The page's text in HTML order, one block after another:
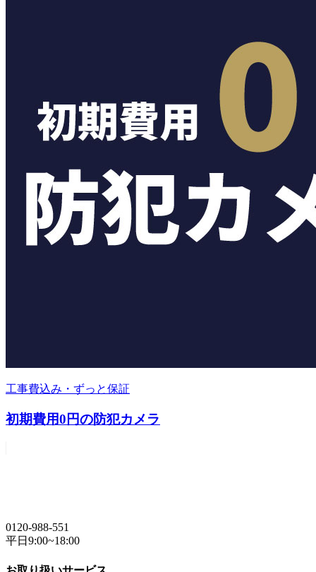
工事費込み・ずっと保証
初期費用0円の防犯カメラ
0120-988-551
平日9:00~18:00